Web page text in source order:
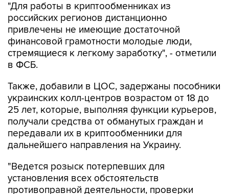
"Для работы в криптообменниках из
российских регионов дистанционно
привлечены не имеющие достаточной
финансовой грамотности молодые люди,
стремящиеся к легкому заработку", - отметили
в ФСБ.
Также, добавили в ЦОС, задержаны пособники
украинских колл-центров возрастом от 18 до
25 лет, которые, выполняя функции курьеров,
получали средства от обманутых граждан и
передавали их в криптообменники для
дальнейшего направления на Украину.
"Ведется розыск потерпевших для
установления всех обстоятельств
противоправной деятельности, проверки